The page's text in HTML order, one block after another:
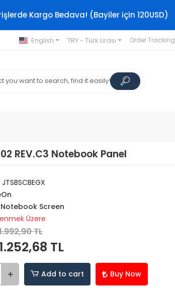
Kargo Bedava! (Bayiler için 120USD)
English TRY - Türk Lirası Order Tracking
REV.C3 Notebook Panel
Notebook Screen
Üzere
TL
TL
Add to cart Buy Now